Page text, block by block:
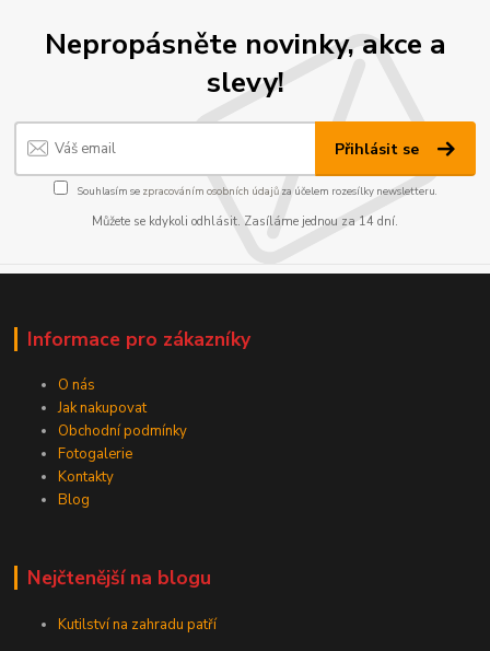
Nepropásněte novinky, akce a
slevy!
Přihlásit se
Souhlasím se zpracováním osobních údajůza účelem rozesílky newsletteru.
Můžete se kdykoli odhlásit. Zasíláme jednou za 14 dní.
Informace pro zákazníky
O nás
Jak nakupovat
Obchodní podmínky
Fotogalerie
Kontakty
Blog
Nejčtenější na blogu
Kutilství na zahradu patří